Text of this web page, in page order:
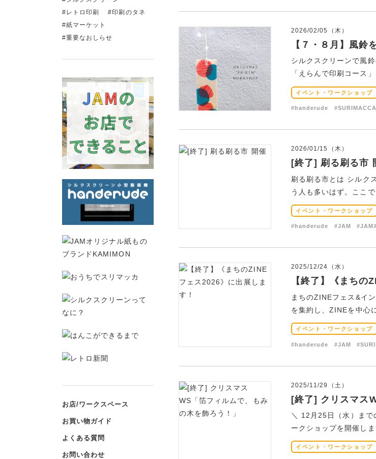
2026/02/05（木）
【７・８月】風
シルクスクリーンで風
「えらんで印刷コース
イベント・ワークショップ
#handerude #SURIMACCA
2026/01/15（木）
[終了] 刷る刷る市
刷る刷る市とは シルク
う人も多いはず。ここ
イベント・ワークショップ
#handerude #JAM #JAM
2025/12/24（水）
【終了】《まちの
まちのZINEフェス&イ
を集約し、ZINEを中心
イベント・ワークショップ
#handerude #JAM
2025/11/29（土）
[終了] クリスマス
＼ 12月25日（水）まで
ークショップを開催し
イベント・ワークショップ
レトロ印刷
印刷のタネ
紙マーケット
重要なおしらせ
お店/ワークスペース
お買い物ガイド
よくある質問
お問い合わせ